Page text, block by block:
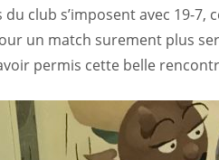
club s’imposent avec 19-
un match surement plus
permis cette belle